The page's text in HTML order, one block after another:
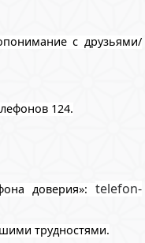
с друзьями/
124.
доверия»: telefon-
трудностями.